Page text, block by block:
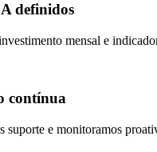
definidos
mensal e
contínua
suporte e monitoramos